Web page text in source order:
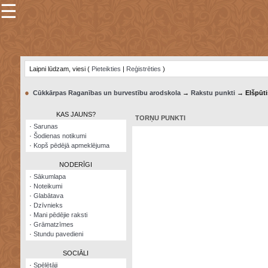
×
Šodienas
Visatcera
almanahs
☰
Laipni lūdzam, viesi ( Pieteikties | Reģistrēties )
● Cūkkārpas Raganības un burvestību arodskola→ Rakstu punkti→
KAS JAUNS?
· Sarunas
· Šodienas notikumi
· Kopš pēdējā apmeklējuma
NODERĪGI
· Sākumlapa
· Noteikumi
· Glabātava
· Dzīvnieks
· Mani pēdējie raksti
· Grāmatzīmes
· Stundu pavedieni
SOCIĀLI
· Spēlētāji
TORŅU PUNKTI